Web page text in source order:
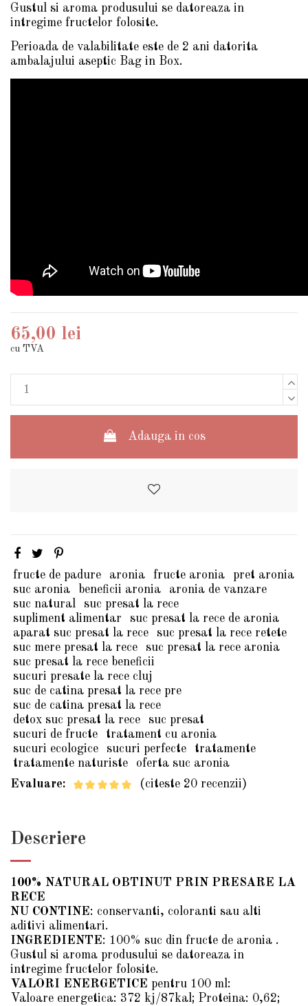
Gustul si aroma produsului se datoreaza in
intregime fructelor folosite.
Perioada de valabilitate este de 2 ani datorita
ambalajului aseptic Bag in Box.
65,00 lei
cu TVA
Adauga in cos
fructe de padure aronia fructe aronia
pret aronia
suc aronia
beneficii aronia
aronia de vanzare
suc natural
suc presat la rece
supliment alimentar
suc presat la rece de aronia
aparat suc presat la rece
suc presat la rece retete
suc mere presat la rece
suc presat la rece aronia
suc presat la rece beneficii
sucuri presate la rece cluj
suc de catina presat la rece pre
suc de catina presat la rece
detox suc presat la rece
suc presat
sucuri de fructe
tratament cu aronia
sucuri ecologice
sucuri perfecte
tratamente
tratamente naturiste
oferta suc aronia
Evaluare:
(citeste 20 recenzii)
Descriere
100% NATURAL OBTINUT PRIN PRESARE LA
RECE
NU CONTINE: conservanti, coloranti sau alti
aditivi alimentari.
INGREDIENTE: 100% suc din fructe de aronia .
Gustul si aroma produsului se datoreaza in
intregime fructelor folosite.
VALORI ENERGETICE pentru 100 ml:
Valoare energetica: 372 kj/87kal; Proteina: 0,62;